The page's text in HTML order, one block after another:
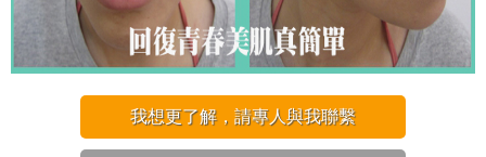
我想更了解，請專人與我聯繫